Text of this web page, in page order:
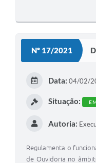
Nº 17/2021
Data: 04/02/
Situação:
Autoria:
Regulamenta o
de Ouvidoria no